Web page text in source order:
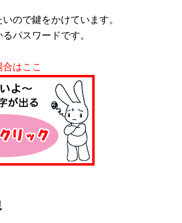
ので鍵をかけています。
パスワードです。
はここ